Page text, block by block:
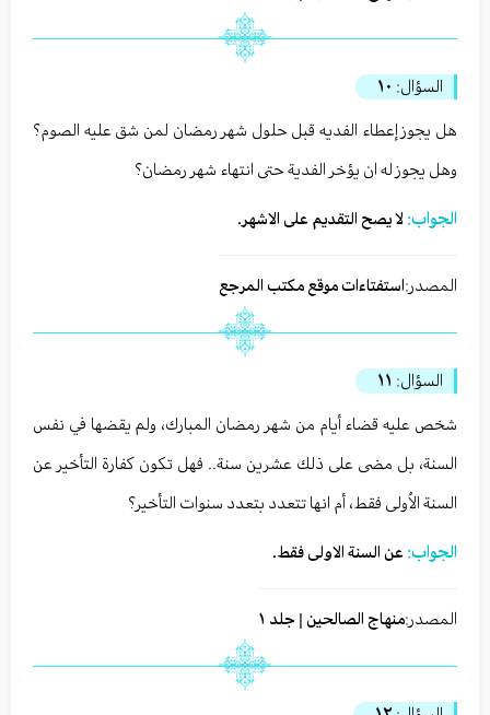
السؤال: ١٠
هل يجوز إعطاء الفديه قبل حلول شهر رمضان لمن شق عليه الصوم؟
وهل يجوز له ان يؤخر الفدية حتى انتهاء شهر رمضان؟
الجواب: لا يصح التقديم على الاشهر.
المصدر:استفتاءات موقع مكتب المرجع
السؤال: ١١
شخص عليه قضاء أيام من شهر رمضان المبارك، ولم يقضها في نفس
السنة، بل مضى على ذلك عشرين سنة.. فهل تكون كفارة التأخير عن
السنة الاُولى فقط، أم انها تتعدد بتعدد سنوات التأخير؟
الجواب: عن السنة الاولى فقط.
المصدر:منهاج الصالحين | جلد ١